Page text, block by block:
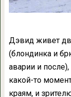
Дэвид живет
(блондинка и
аварии и
какой-то
краям, и